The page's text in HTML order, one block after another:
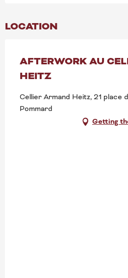
LOCATION
AFTERWORK AU
HEITZ
Cellier Armand Heitz, 21 place
Pommard
Getting